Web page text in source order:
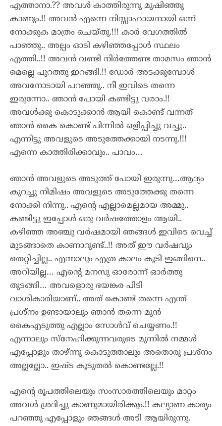
എത്താനാ.?? അവൾ കാത്തിരുന്നു മുഷിഞ്ഞു
കാണും.!! അവൻ എന്നെ നിസ്സാഹായനായി ഒന്ന്‌
നോക്കുക മാത്രം ചെയ്‌തു.!!! കാർ വേഗത്തിൽ
പാഞ്ഞു.. അല്പം ഓടി കഴിഞ്ഞപ്പോൾ സ്ഥലം
എത്തി..!! അവൻ വണ്ടി നിർത്തേണ്ട താമസം ഞാൻ
മെല്ലെ പുറത്തു ഇറങ്ങി.!! ഡോർ അടക്കുമ്പോൾ
അവനോടായി പറഞ്ഞു.. നീ ഇവിടെ തന്നെ
ഇരുന്നോ.. ഞാൻ പോയി കണ്ടിട്ടു വരാം.!!
അവൾക്കു കൊടുക്കാൻ ആയി കൊണ്ട് വന്നത്
ഞാൻ കൈ കൊണ്ട് പിന്നിൽ ഒളിപ്പിച്ചു വച്ചു..
എന്നിട്ടു അവളുടെ അടുത്തേക്കായി നടന്നു.!!!
എന്നെ കാത്തിരിക്കാവും.. പാവം…
ഞാൻ അവളുടെ അടുത്ത് പോയി ഇരുന്നു…ആദ്യം
കുറച്ചു നിമിഷം അവളുടെ അടുത്തേക്കു തന്നെ
നോക്കി നിന്നു.. എന്റെ എല്ലാമെല്ലമായ അമ്മു..
കണ്ടിട്ടു ഇപ്പോൾ ഒരു വർഷത്തോളം ആയി..
കഴിഞ്ഞ അഞ്ചു വർഷമായി ഞങ്ങൾ ഇവിടെ വെച്ച്
മുടങ്ങാതെ കാണാറുണ്ട്..!! അത് ഈ വർഷവും
തെറ്റിച്ചില്ല.. എന്നാലും എത്ര കാലം കൂടി ഇങ്ങിനെ..
അറിയില്ല… എന്റെ മനസു ഓരോന്ന് ഓർത്തു
തുടങ്ങി… അവളൊരു ഭയങ്കര പിടി
വാശികാരിയാണ്.. അത് കൊണ്ട് തന്നെ എന്ത്
പ്രശ്‌നം ഉണ്ടായാലും ഞാൻ തന്നെ മുൻ
കൈഎടുത്തു എല്ലാം സോൾവ് ചെയ്യണം.!!
എന്നാലും സ്നേഹിക്കുന്നവരുടെ മുന്നിൽ നമ്മൾ
എപ്പോളും താഴ്ന്നു കൊടുത്താലും അതൊരു പ്രശ്‌നം
അല്ലല്ലോ.. ഇഷ്ട കൂടുതൽ കൊണ്ടല്ലേ.!!
എന്റെ രൂപത്തിലെയും സംസാരത്തിലെയും മാറ്റം
അവൾ ശ്രദിച്ചു കാണുമായിരിക്കും.!! കല്യാണ കാര്യം
പറഞ്ഞു എപ്പോളും ഞങ്ങൾ അടി ആയിരുന്നു.